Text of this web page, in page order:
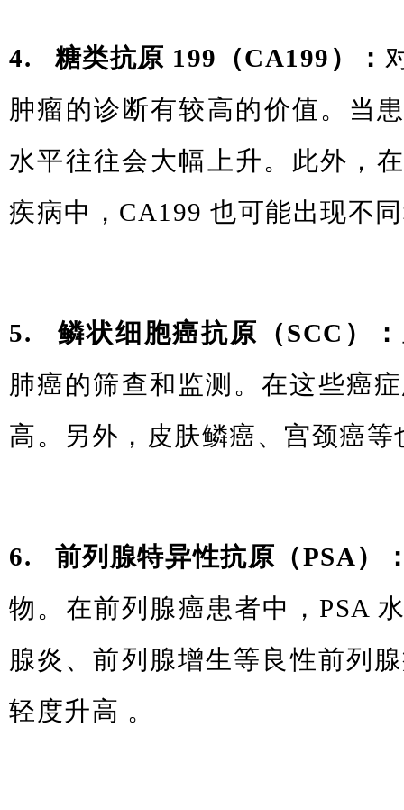
4. 糖类抗原 199（CA199）：
肿瘤的诊断有较高的价值。当
水平往往会大幅上升。此外，
疾病中，CA199 也可能出现不
5. 鳞状细胞癌抗原（SCC）：
肺癌的筛查和监测。在这些癌
高。另外，皮肤鳞癌、宫颈癌等
6. 前列腺特异性抗原（PSA）
物。在前列腺癌患者中，PSA
腺炎、前列腺增生等良性前列
轻度升高 。